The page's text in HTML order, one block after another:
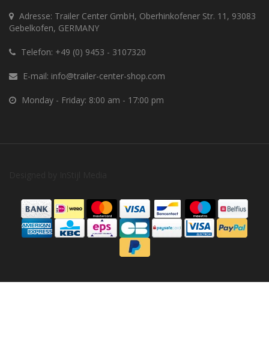
Adresse: Trailer Center GmbH, Oberhinkofener Str. 11, 93083
Gebelkofen, GERMANY
Telefon: +49 (0) 9453 - 3107320
E-mail: info@trailer-center-shop.com
Monday - Friday: 8:00 am - 17:00 pm